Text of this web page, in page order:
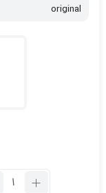
original
تعداد: